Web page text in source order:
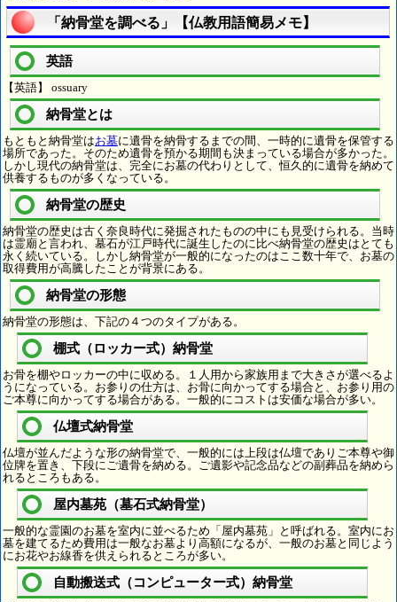
「納骨堂を調べる」【仏教用語簡易メモ】
英語
【英語】 ossuary
納骨堂とは
もともと納骨堂はお墓に遺骨を納骨するまでの間、一時的に遺骨を保管する
場所であった。そのため遺骨を預かる期間も決まっている場合が多かった。
しかし現代の納骨堂は、完全にお墓の代わりとして、恒久的に遺骨を納めて
供養するものが多くなっている。
納骨堂の歴史
納骨堂の歴史は古く奈良時代に発掘されたものの中にも見受けられる。当時
は霊廟と言われ、墓石が江戸時代に誕生したのに比べ納骨堂の歴史はとても
永く続いている。しかし納骨堂が一般的になったのはここ数十年で、お墓の
取得費用が高騰したことが背景にある。
納骨堂の形態
納骨堂の形態は、下記の４つのタイプがある。
棚式（ロッカー式）納骨堂
お骨を棚やロッカーの中に収める。１人用から家族用まで大きさが選べるよ
うになっている。お参りの仕方は、お骨に向かってする場合と、お参り用の
ご本尊に向かってする場合がある。一般的にコストは安価な場合が多い。
仏壇式納骨堂
仏壇が並んだような形の納骨堂で、一般的には上段は仏壇でありご本尊や御
位牌を置き、下段にご遺骨を納める。ご遺影や記念品などの副葬品を納めら
れるところもある。
屋内墓苑（墓石式納骨堂）
一般的な霊園のお墓を室内に並べるため「屋内墓苑」と呼ばれる。室内にお
墓を建てるため費用は一般なお墓より高額になるが、一般のお墓と同じよう
にお花やお線香を供えられるところが多い。
自動搬送式（コンピューター式）納骨堂